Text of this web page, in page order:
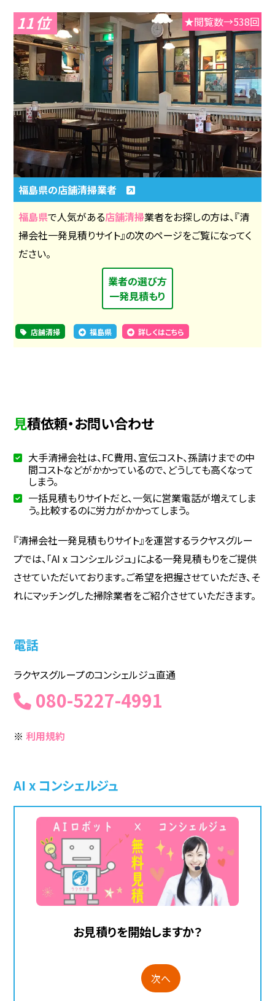
11 ★閲覧数→538回
福島県の店舗清掃業者
福島県で人気がある店舗清掃業者をお探しの方は、『清
掃会社一発見積りサイト』の次のページをご覧になってく
ださい。
業者の選び方
一発見積もり
店舗清掃 福島県 詳しくはこちら
見積依頼・お問い合わせ
大手清掃会社は、FC費用、宣伝コスト、孫請けまでの中
間コストなどがかかっているので、どうしても高くなって
しまう。
一括見積もりサイトだと、一気に営業電話が増えてしま
う。比較するのに労力がかかってしまう。
『清掃会社一発見積もりサイト』を運営するラクヤスグルー
プでは、「AI x コンシェルジュ」による一発見積もりをご提供
させていただいております。ご希望を把握させていただき、そ
れにマッチングした掃除業者をご紹介させていただきます。
電話
ラクヤスグループのコンシェルジュ直通
080-5227-4991
※利用規約
AI x コンシェルジュ
お見積りを開始しますか？
次へ